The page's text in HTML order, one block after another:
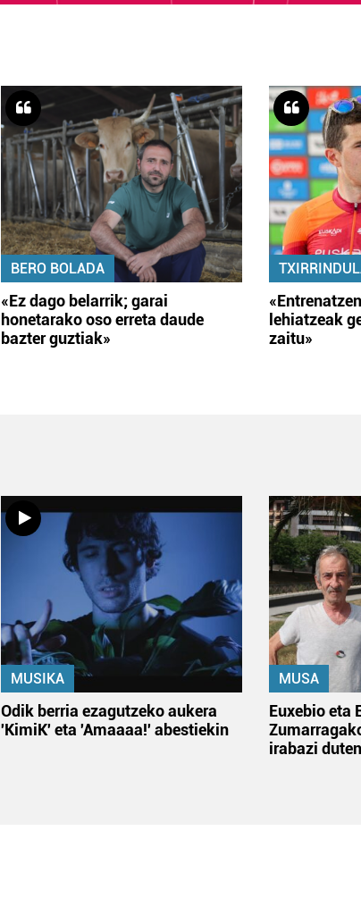
BERO BOLADA
«Ez dago belarrik; garai
honetarako oso erreta daude
bazter guztiak»
lehiatzeak
zaitu»
MUSIKA
Odik berria ezagutzeko aukera
'KimiK' eta 'Amaaaa!' abestiekin
MUSA
Euxebio eta
irabazi